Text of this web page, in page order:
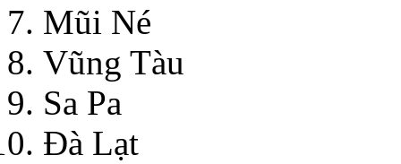
Mũi Né
Vũng Tàu
Sa Pa
Đà Lạt